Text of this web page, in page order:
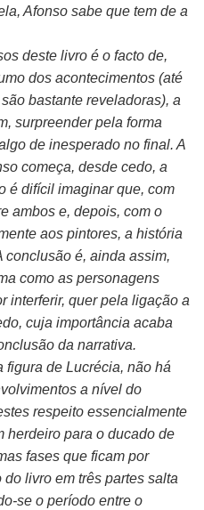
Afonso sabe que tem de a
deste livro é o facto de,
dos acontecimentos (até
bastante reveladoras), a
surpreender pela forma
de inesperado no final. A
começa, desde cedo, a
é difícil imaginar que, com
ambos e, depois, com o
aos pintores, a história
conclusão é, ainda assim,
como as personagens
interferir, quer pela ligação a
cuja importância acaba
da narrativa.
figura de Lucrécia, não há
a nível do
respeito essencialmente
herdeiro para o ducado de
fases que ficam por
livro em três partes salta
se o período entre o